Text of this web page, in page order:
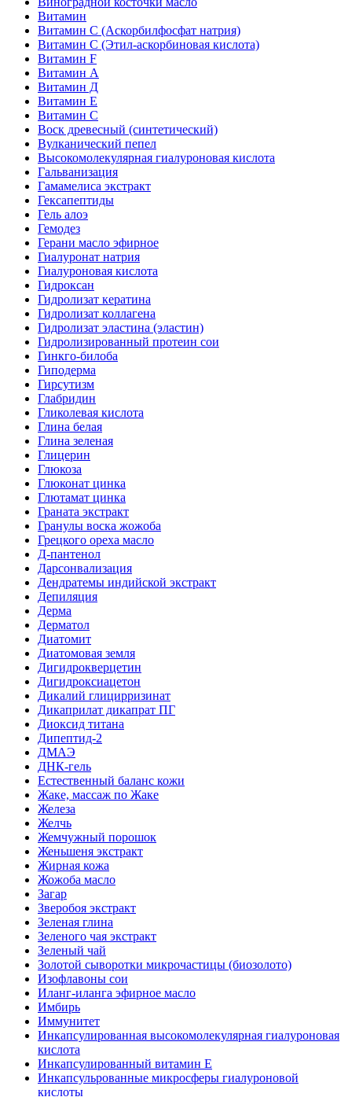
Витамин
Витамин C (Аскорбилфосфат натрия)
Витамин C (Этил-аскорбиновая кислота)
Витамин F
Витамин А
Витамин Д
Витамин Е
Витамин С
Воск древесный (синтетический)
Вулканический пепел
Высокомолекулярная гиалуроновая кислота
Гальванизация
Гамамелиса экстракт
Гексапептиды
Гель алоэ
Гемодез
Герани масло эфирное
Гиалуронат натрия
Гиалуроновая кислота
Гидроксан
Гидролизат кератина
Гидролизат коллагена
Гидролизат эластина (эластин)
Гидролизированный протеин сои
Гинкго-билоба
Гиподерма
Гирсутизм
Глабридин
Гликолевая кислота
Глина белая
Глина зеленая
Глицерин
Глюкоза
Глюконат цинка
Глютамат цинка
Граната экстракт
Гранулы воска жожоба
Грецкого ореха масло
Д-пантенол
Дарсонвализация
Дендратемы индийской экстракт
Депиляция
Дерма
Дерматол
Диатомит
Диатомовая земля
Дигидрокверцетин
Дигидроксиацетон
Дикалий глицирризинат
Дикаприлат дикапрат ПГ
Диоксид титана
Дипептид-2
ДМАЭ
ДНК-гель
Естественный баланс кожи
Жаке, массаж по Жаке
Железа
Желчь
Жемчужный порошок
Женьшеня экстракт
Жирная кожа
Жожоба масло
Загар
Зверобоя экстракт
Зеленая глина
Зеленого чая экстракт
Зеленый чай
Золотой сыворотки микрочастицы (биозолото)
Изофлавоны сои
Иланг-иланга эфирное масло
Имбирь
Иммунитет
Инкапсулированная высокомолекулярная гиалуроновая
кислота
Инкапсулированный витамин Е
Инкапсульрованные микросферы гиалуроновой
кислоты